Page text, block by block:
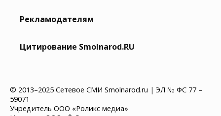
Рекламодателям
Цитирование Smolnarod.RU
© 2013–2025 Сетевое СМИ Smolnarod.ru | ЭЛ № ФС 77 –
59071
Учредитель ООО «Роликс медиа»